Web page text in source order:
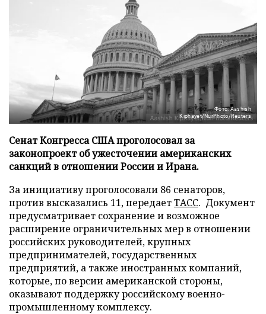
Фото: Aashish
Kiphayet/NurPhoto/Reuters
Сенат Конгресса США проголосовал за
законопроект об ужесточении американских
санкций в отношении России и Ирана.
За инициативу проголосовали 86 сенаторов,
против высказались 11, передаетТАСС. Документ
предусматривает сохранение и возможное
расширение ограничительных мер в отношении
российских руководителей, крупных
предпринимателей, государственных
предприятий, а также иностранных компаний,
которые, по версии американской стороны,
оказывают поддержку российскому военно-
промышленному комплексу.